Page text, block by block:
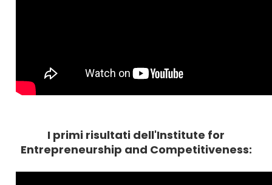
I primi risultati dell'Institute for
Entrepreneurship and Competitiveness: